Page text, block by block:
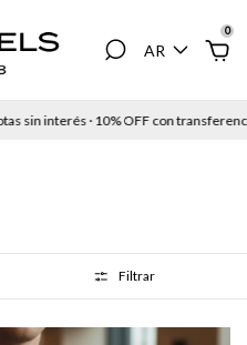
AR
0
con transferencia · Envíos gratis
Filtrar